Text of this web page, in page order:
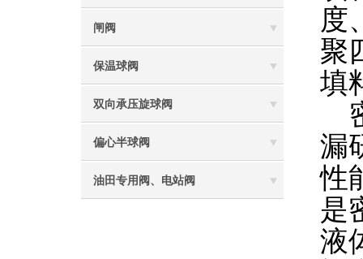
闸阀
保温球阀
双向承压旋球阀
偏心半球阀
油田专用阀、电站阀
度
聚
填
漏
性
是
液